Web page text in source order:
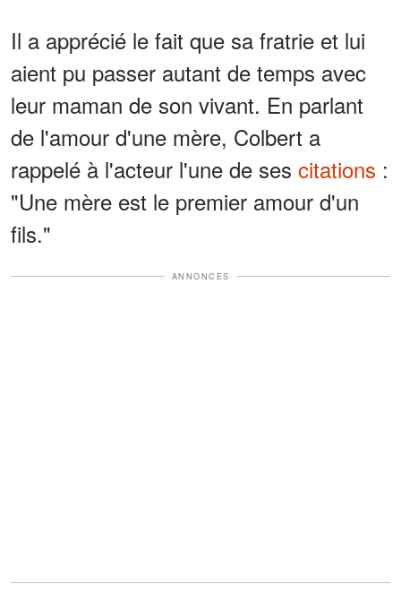
Il a apprécié le fait que sa fratrie et lui
aient pu passer autant de temps avec
leur maman de son vivant. En parlant
de l'amour d'une mère, Colbert a
rappelé à l'acteur l'une de ses citations :
"Une mère est le premier amour d'un
fils."
ANNONCES